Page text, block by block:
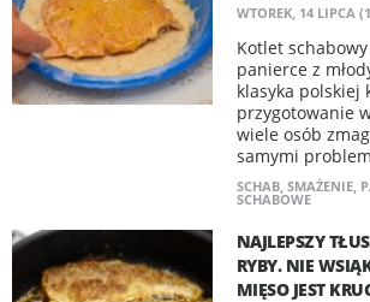
WTOREK, 14 LIPCA
Kotlet
panierce z
klasyka polskiej
przygotowanie
wiele osób
samymi
SCHAB, SMAŻENIE,
SCHABOWE
NAJLEPSZY
RYBY. NIE
MIĘSO JEST